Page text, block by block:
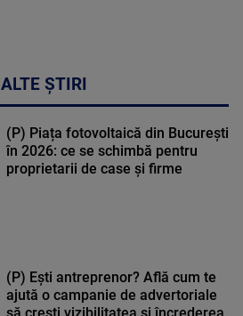
ALTE ȘTIRI
(P) Piața fotovoltaică din București
în 2026: ce se schimbă pentru
proprietarii de case și firme
(P) Ești antreprenor? Află cum te
ajută o campanie de advertoriale